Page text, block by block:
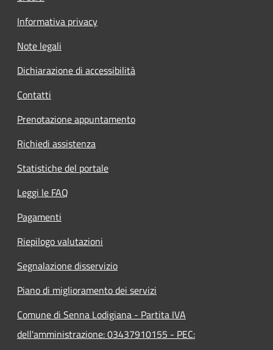
Informativa privacy
Note legali
Dichiarazione di accessibilità
Contatti
Prenotazione appuntamento
Richiedi assistenza
Statistiche del portale
Leggi le FAQ
Pagamenti
Riepilogo valutazioni
Segnalazione disservizio
Piano di miglioramento dei servizi
Comune di Senna Lodigiana - Partita IVA
dell'amministrazione: 03437910155 - PEC: